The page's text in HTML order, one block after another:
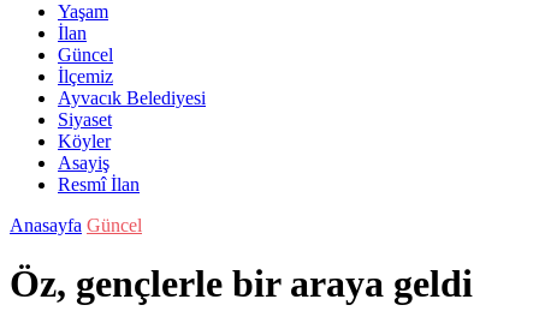
Yaşam
İlan
Güncel
İlçemiz
Ayvacık Belediyesi
Siyaset
Köyler
Asayiş
Resmî İlan
Anasayfa Güncel
Öz, gençlerle bir araya geldi